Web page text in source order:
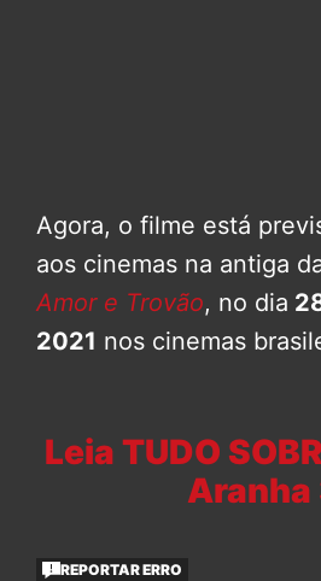
Agora, o filme está
aos cinemas na antiga
Amor e Trovão, no dia
2021 nos cinemas
Leia TUDO
Aranha
REPORTAR ERRO